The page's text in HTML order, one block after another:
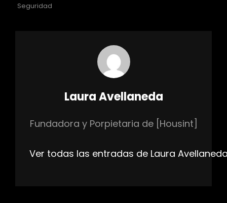
Seguridad
Autor:
Laura Avellaneda
Fundadora y Porpietaria de [Housint]
Ver todas las entradas de Laura